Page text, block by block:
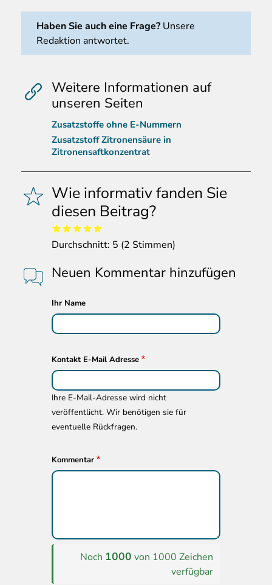
Haben Sie auch eine Frage? Unsere
Redaktion antwortet.
Weitere Informationen auf
unseren Seiten
Zusatzstoffe ohne E-Nummern
Zusatzstoff Zitronensäure in
Zitronensaftkonzentrat
Wie informativ fanden Sie
diesen Beitrag?
Durchschnitt: 5 (2 Stimmen)
Neuen Kommentar hinzufügen
Ihr Name
Kontakt E-Mail Adresse
Ihre E-Mail-Adresse wird nicht
veröffentlicht. Wir benötigen sie für
eventuelle Rückfragen.
Kommentar
Noch 1000 von 1000 Zeichen
verfügbar